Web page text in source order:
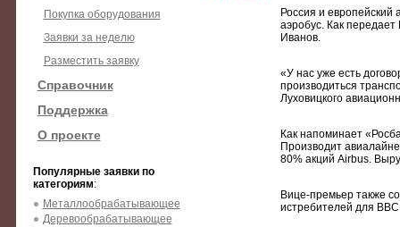
Покупка оборудования
Заявки за неделю
Разместить заявку
Справочник
Поддержка
О проекте
Популярные заявки по
категориям:
Металлообрабатывающее
Деревообрабатывающее
Россия и европейский
аэробус. Как
Иванов.
«У нас уже есть
производиться
Луховицкого
Как напоминает
Производит
80% акций Airbus.
Вице-премьер также
истребителей для